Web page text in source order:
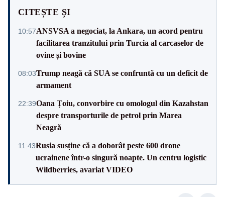
CITEȘTE ȘI
10:57ANSVSA a negociat, la Ankara, un acord pentru
facilitarea tranzitului prin Turcia al carcaselor de
ovine și bovine
08:03Trump neagă că SUA se confruntă cu un deficit de
armament
22:39Oana Țoiu, convorbire cu omologul din Kazahstan
despre transporturile de petrol prin Marea
Neagră
11:43Rusia susține că a doborât peste 600 drone
ucrainene într-o singură noapte. Un centru logistic
Wildberries, avariat VIDEO